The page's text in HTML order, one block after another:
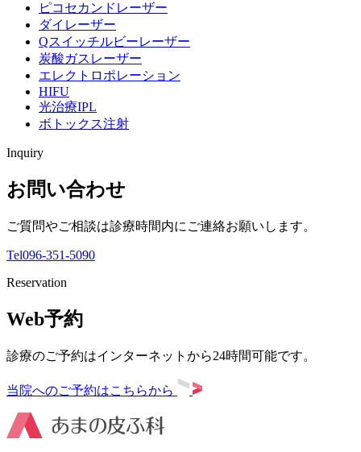
ピコセカンドレーザー
ダイレーザー
Qスイッチルビーレーザー
炭酸ガスレーザー
エレクトロポレーション
HIFU
光治療IPL
ボトックス注射
Inquiry
お問い合わせ
ご質問やご相談は診療時間内にご連絡お願いします。
Tel096-351-5090
Reservation
Web予約
診療のご予約はインターネットから24時間可能です。
当院へのご予約はこちらから